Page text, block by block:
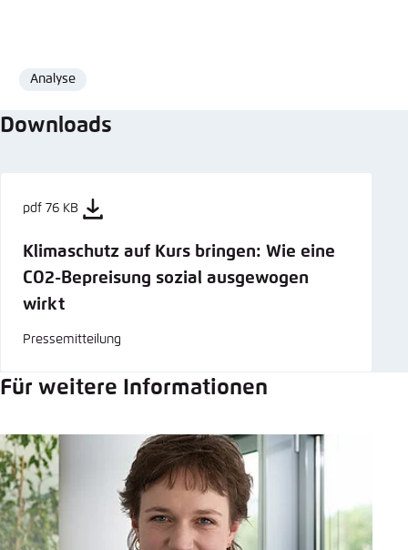
Format
Analyse
Downloads
pdf 76 KB
Klimaschutz auf Kurs bringen: Wie eine
CO2-Bepreisung sozial ausgewogen
wirkt
Pressemitteilung
Für weitere Informationen